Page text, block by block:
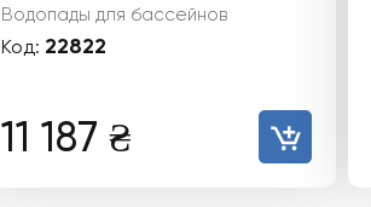
Водопады для бассейнов
Код: 22822
11 187 ₴